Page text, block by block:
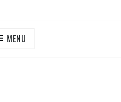
MENU